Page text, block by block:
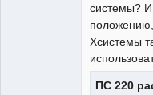
системы?
Хсистемы
ПС 220